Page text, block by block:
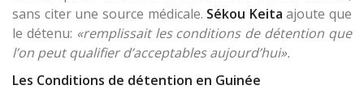
sans citer une source médicale. Sékou Keitaajoute que
le détenu: «remplissait les conditions de détention que
l’on peut qualifier d’acceptables aujourd’hui».
Les Conditions de détention en Guinée